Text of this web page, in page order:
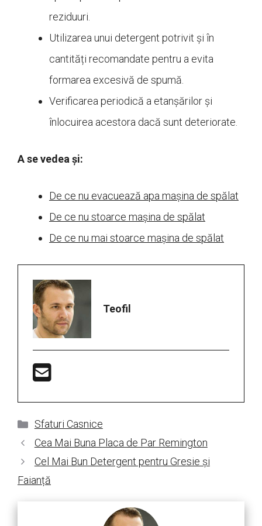
reziduuri.
Utilizarea unui detergent potrivit și în
cantități recomandate pentru a evita
formarea excesivă de spumă.
Verificarea periodică a etanșărilor și
înlocuirea acestora dacă sunt deteriorate.
A se vedea și:
De ce nu evacuează apa mașina de spălat
De ce nu stoarce mașina de spălat
De ce nu mai stoarce mașina de spălat
Teofil
Categorii
Sfaturi Casnice
Cea Mai Buna Placa de Par Remington
Cel Mai Bun Detergent pentru Gresie și
Faianță